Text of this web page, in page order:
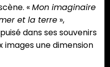
«Mon imaginaire
et la terre »,
dans ses souvenirs
images une dimension